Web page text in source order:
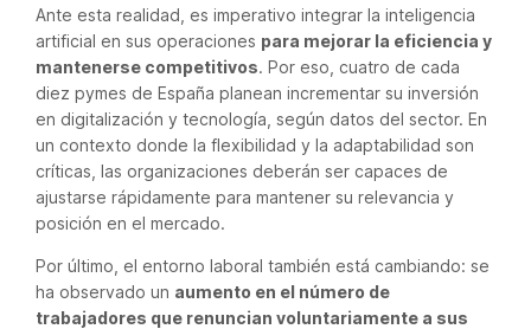
Ante esta realidad, es imperativo integrar la inteligencia
artificial en sus operaciones para mejorar la eficiencia y
mantenerse competitivos. Por eso, cuatro de cada
diez pymes de España planean incrementar su inversión
en digitalización y tecnología, según datos del sector. En
un contexto donde la flexibilidad y la adaptabilidad son
críticas, las organizaciones deberán ser capaces de
ajustarse rápidamente para mantener su relevancia y
posición en el mercado.
Por último, el entorno laboral también está cambiando: se
ha observado un aumento en el número de
trabajadores que renuncian voluntariamente a sus